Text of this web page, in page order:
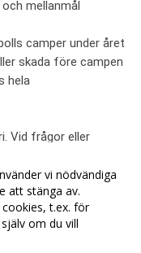
och mellanmål
camper under året
skada före campen
hela
Vid frågor eller
vi nödvändiga
att stänga av.
t.ex. för
om du vill